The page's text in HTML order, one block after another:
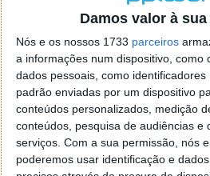
Damos valor à
Nós e os nossos 1733 parceiros
a informações num dispositivo, como
dados pessoais, como
padrão enviadas por um dispositivo
conteúdos personalizados, medição
conteúdos, pesquisa de audiências e
serviços. Com a sua permissão, nós
poderemos usar identificação e
Além da sua grande
utilizadores um mundo de